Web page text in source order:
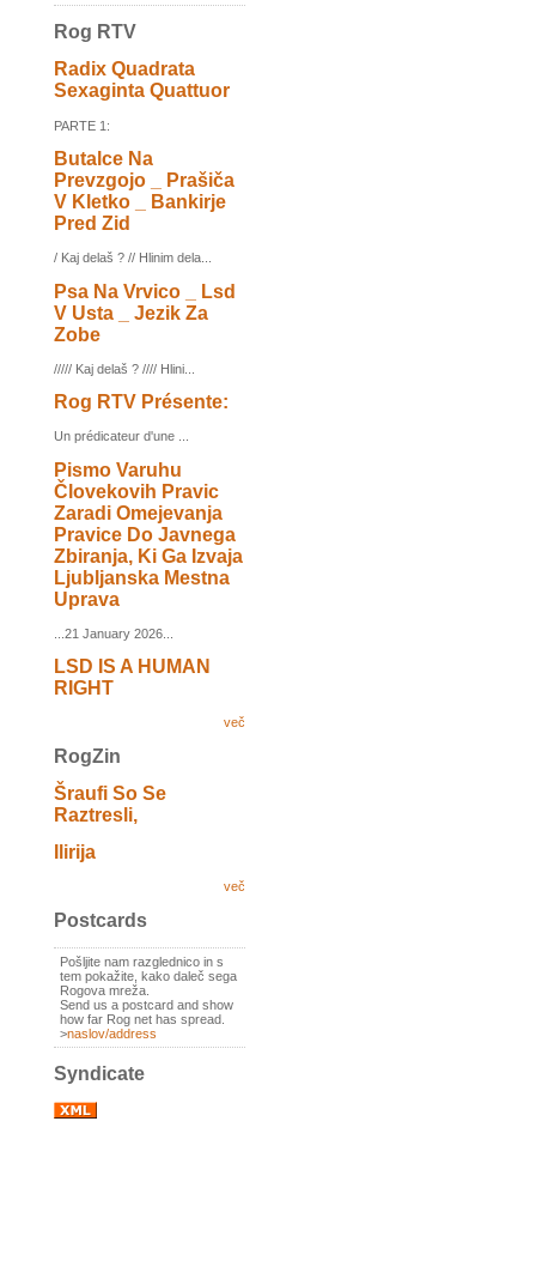
Rog RTV
Radix Quadrata
Sexaginta Quattuor
PARTE 1:
Butalce Na
Prevzgojo _ Prašiča
V Kletko _ Bankirje
Pred Zid
/ Kaj delaš ? // Hlinim dela...
Psa Na Vrvico _ Lsd
V Usta _ Jezik Za
Zobe
///// Kaj delaš ? //// Hlini...
Rog RTV Présente:
Un prédicateur d'une ...
Pismo Varuhu
Človekovih Pravic
Zaradi Omejevanja
Pravice Do Javnega
Zbiranja, Ki Ga Izvaja
Ljubljanska Mestna
Uprava
...21 January 2026...
LSD IS A HUMAN
RIGHT
več
RogZin
Šraufi So Se
Raztresli,
Ilirija
več
Postcards
Pošljite nam razglednico in s
tem pokažite, kako daleč sega
Rogova mreža.
Send us a postcard and show
how far Rog net has spread.
>naslov/address
Syndicate